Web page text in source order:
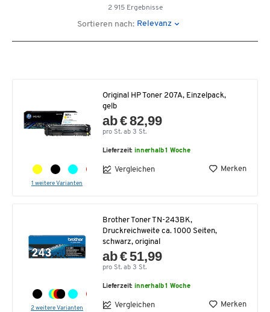
2 915 Ergebnisse
Sortieren nach: Relevanz
1 weitere Varianten
Original HP Toner 207A, Einzelpack,
gelb
ab € 82,99
pro St. ab 3 St.
Lieferzeit:innerhalb 1 Woche
Vergleichen Merken
2 weitere Varianten
Brother Toner TN-243BK,
Druckreichweite ca. 1000 Seiten,
schwarz, original
ab € 51,99
pro St. ab 3 St.
Lieferzeit:innerhalb 1 Woche
Vergleichen Merken